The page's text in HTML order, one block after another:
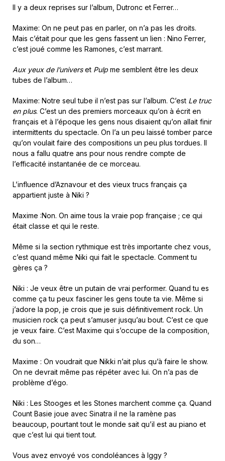
Il y a deux reprises sur l’album, Dutronc et Ferrer…
Maxime: On ne peut pas en parler, on n’a pas les droits.
Mais c’était pour que les gens fassent un lien : Nino Ferrer,
c’est joué comme les Ramones, c’est marrant.
Aux yeux de l’universet Pulp me semblent être les deux
tubes de l’album…
Maxime: Notre seul tube il n’est pas sur l’album. C’est Le truc
en plus. C’est un des premiers morceaux qu’on à écrit en
français et à l’époque les gens nous disaient qu’on allait finir
intermittents du spectacle. On l’a un peu laissé tomber parce
qu’on voulait faire des compositions un peu plus tordues. Il
nous a fallu quatre ans pour nous rendre compte de
l’efficacité instantanée de ce morceau.
L’influence d’Aznavour et des vieux trucs français ça
appartient juste à Niki ?
Maxime :Non. On aime tous la vraie pop française ; ce qui
était classe et qui le reste.
Même si la section rythmique est très importante chez vous,
c’est quand même Niki qui fait le spectacle. Comment tu
gères ça ?
Niki : Je veux être un putain de vrai performer. Quand tu es
comme ça tu peux fasciner les gens toute ta vie. Même si
j’adore la pop, je crois que je suis définitivement rock. Un
musicien rock ça peut s’amuser jusqu’au bout. C’est ce que
je veux faire. C’est Maxime qui s’occupe de la composition,
du son…
Maxime : On voudrait que Nikki n’ait plus qu’à faire le show.
On ne devrait même pas répéter avec lui. On n’a pas de
problème d’égo.
Niki : Les Stooges et les Stones marchent comme ça. Quand
Count Basie joue avec Sinatra il ne la ramène pas
beaucoup, pourtant tout le monde sait qu’il est au piano et
que c’est lui qui tient tout.
Vous avez envoyé vos condoléances à Iggy ?